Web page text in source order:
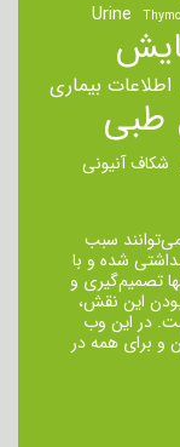
Urine
اطلاعات بیماری
شکاف آنیونی
سبب
شده و با
تصمیم‌گیری و
این نقش،
در این وب
و برای همه در